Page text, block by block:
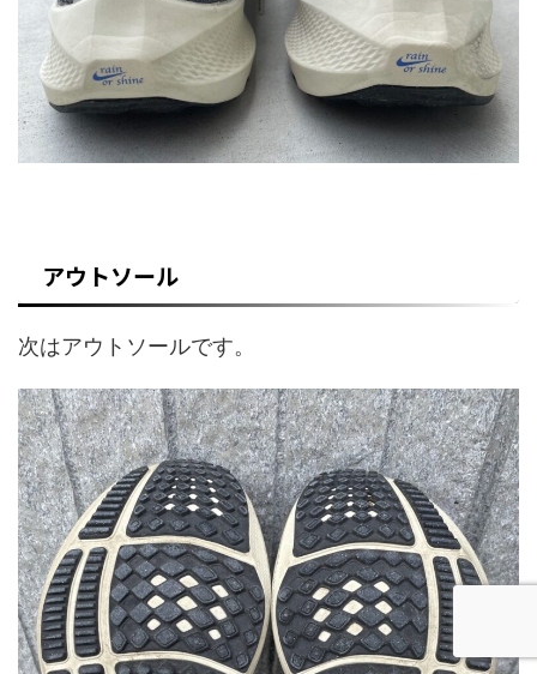
アウトソール
次はアウトソールです。